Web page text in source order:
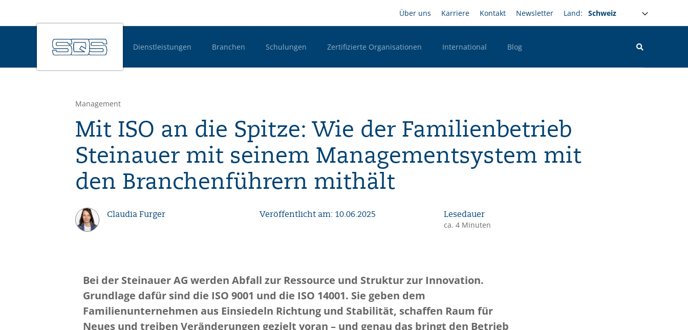
Inhalt
Headernavigation
Über uns Karriere Kontakt Newsletter Land:
Hauptnavigation Desktop
Dienstleistungen Branchen Schulungen Zertifizierte Organisationen International Blog
Management
Mit ISO an die Spitze: Wie der Familienbetrieb
Steinauer mit seinem Managementsystem mit
den Branchenführern mithält
Claudia Furger Veröffentlicht am: 10.06.2025 Lesedauer
ca. 4 Minuten
Bei der Steinauer AG werden Abfall zur Ressource und Struktur zur Innovation.
Grundlage dafür sind die ISO 9001 und die ISO 14001. Sie geben dem
Familienunternehmen aus Einsiedeln Richtung und Stabilität, schaffen Raum für
Neues und treiben Veränderungen gezielt voran – und genau das bringt den Betrieb